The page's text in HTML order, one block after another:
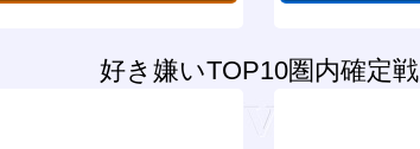
好き嫌いTOP10圏内確定戦